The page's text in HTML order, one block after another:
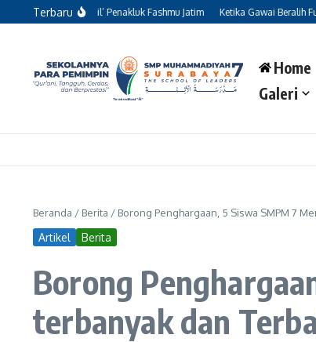
Lewati ke konten
Terbaru
Kecil’ Penakluk Fashmu Jatim Ketika Gawai Beralih Fungsi
Home
Galeri
Beranda / Berita / Borong Penghargaan, 5 Siswa SMPM 7
Artikel Berita
Borong
terbanyak dan